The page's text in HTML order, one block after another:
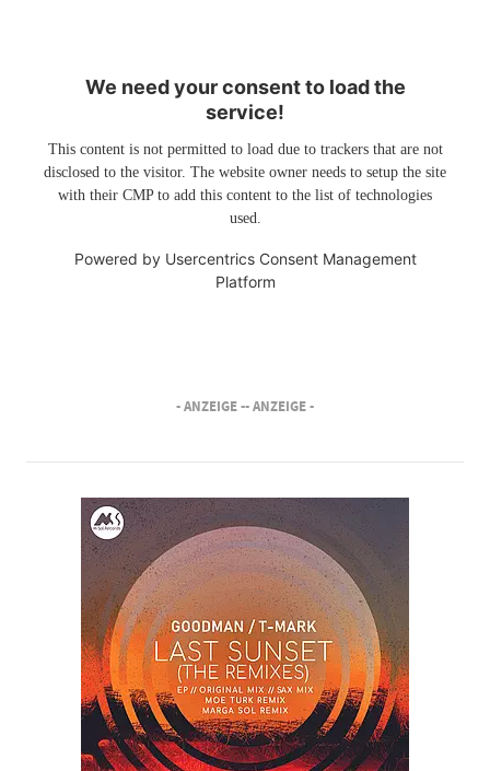
We need your consent to load the
service!
This content is not permitted to load due to trackers that are not
disclosed to the visitor. The website owner needs to setup the site
with their CMP to add this content to the list of technologies
used.
Powered by Usercentrics Consent Management
Platform
- ANZEIGE -- ANZEIGE -